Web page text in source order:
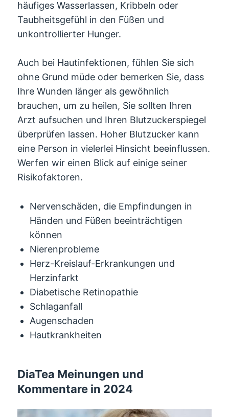
häufiges Wasserlassen, Kribbeln oder
Taubheitsgefühl in den Füßen und
unkontrollierter Hunger.
Auch bei Hautinfektionen, fühlen Sie sich
ohne Grund müde oder bemerken Sie, dass
Ihre Wunden länger als gewöhnlich
brauchen, um zu heilen, Sie sollten Ihren
Arzt aufsuchen und Ihren Blutzuckerspiegel
überprüfen lassen. Hoher Blutzucker kann
eine Person in vielerlei Hinsicht beeinflussen.
Werfen wir einen Blick auf einige seiner
Risikofaktoren.
Nervenschäden, die Empfindungen in
Händen und Füßen beeinträchtigen
können
Nierenprobleme
Herz-Kreislauf-Erkrankungen und
Herzinfarkt
Diabetische Retinopathie
Schlaganfall
Augenschaden
Hautkrankheiten
DiaTea Meinungen und
Kommentare in 2024